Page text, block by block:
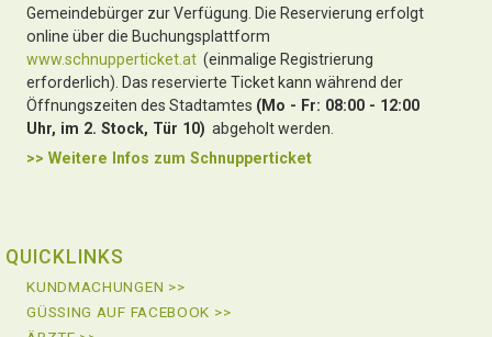
Gemeindebürger zur Verfügung. Die Reservierung erfolgt
online über die Buchungsplattform
www.schnupperticket.at (einmalige Registrierung
erforderlich). Das reservierte Ticket kann während der
Öffnungszeiten des Stadtamtes (Mo - Fr: 08:00 - 12:00
Uhr, im 2. Stock, Tür 10) abgeholt werden.
>> Weitere Infos zum Schnupperticket
QUICKLINKS
KUNDMACHUNGEN >>
GÜSSING AUF FACEBOOK >>